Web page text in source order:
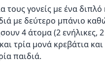
γονείς με ένα διπλό
με δεύτερο μπάνιο
4 άτομα (2 ενήλικες, 2
τρία μονά κρεβάτια
παιδιά.